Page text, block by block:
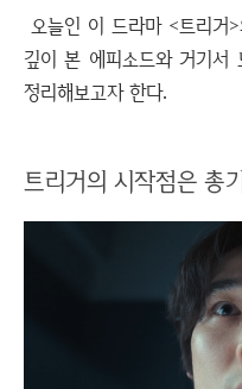
오늘인 이 드라마 <트리거
깊이 본 에피소드와 거기서
정리해보고자 한다.
트리거의 시작점은 총